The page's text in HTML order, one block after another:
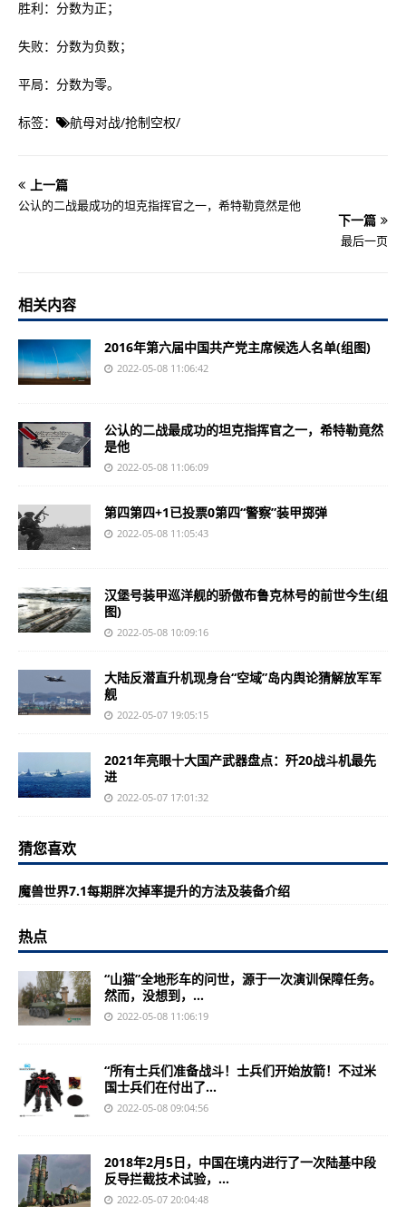
胜利：分数为正；
失败：分数为负数；
平局：分数为零。
标签： 航母对战/抢制空权/
上一篇
公认的二战最成功的坦克指挥官之一，希特勒竟然是他
下一篇
最后一页
相关内容
2016年第六届中国共产党主席候选人名单(组图)
2022-05-08 11:06:42
公认的二战最成功的坦克指挥官之一，希特勒竟然
是他
2022-05-08 11:06:09
第四第四+1已投票0第四“警察”装甲掷弹
2022-05-08 11:05:43
汉堡号装甲巡洋舰的骄傲布鲁克林号的前世今生(组
图)
2022-05-08 10:09:16
大陆反潜直升机现身台“空域”岛内舆论猜解放军军
舰
2022-05-07 19:05:15
2021年亮眼十大国产武器盘点：歼20战斗机最先
进
2022-05-07 17:01:32
猜您喜欢
魔兽世界7.1每期胖次掉率提升的方法及装备介绍
热点
“山猫”全地形车的问世，源于一次演训保障任务。
然而，没想到，...
2022-05-08 11:06:19
“所有士兵们准备战斗！士兵们开始放箭！不过米
国士兵们在付出了...
2022-05-08 09:04:56
2018年2月5日，中国在境内进行了一次陆基中段
反导拦截技术试验，...
2022-05-07 20:04:48